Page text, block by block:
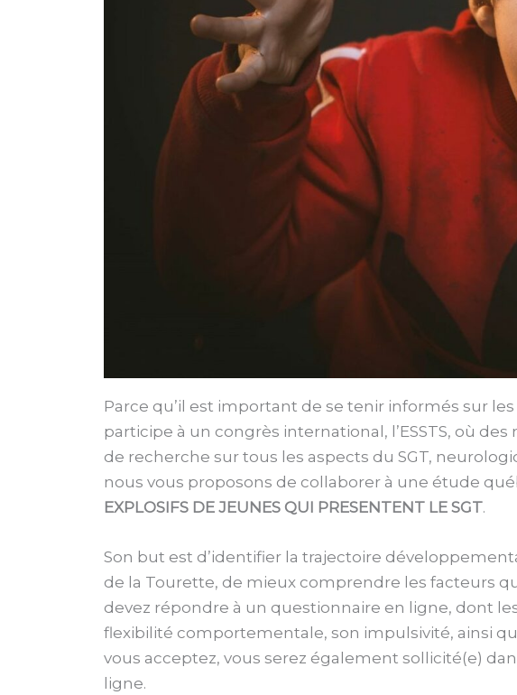
Parce qu’il est important de se tenir informés sur
participe à un congrès international, l’ESSTS, où
de recherche sur tous les aspects du SGT,
nous vous proposons de collaborer à une étude
EXPLOSIFS DE JEUNES QUI PRESENTENT LE SGT.
Son but est d’identifier la trajectoire
de la Tourette, de mieux comprendre les facteurs
devez répondre à un questionnaire en ligne, dont
flexibilité comportementale, son impulsivité, ainsi
vous acceptez, vous serez également sollicité(e)
ligne.